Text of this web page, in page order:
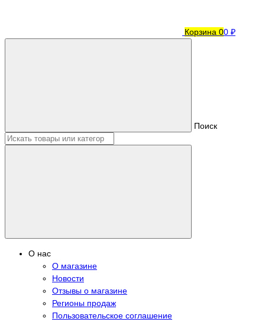
Корзина 00 ₽
Поиск
О нас
О магазине
Новости
Отзывы о магазине
Регионы продаж
Пользовательское соглашение